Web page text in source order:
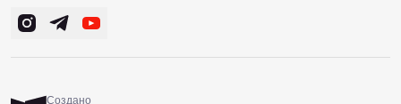
Создано